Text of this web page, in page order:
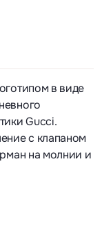
в виде
Gucci.
с клапаном
на молнии и